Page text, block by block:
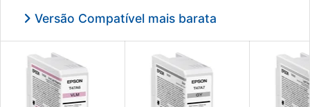
Versão Compatível mais barata